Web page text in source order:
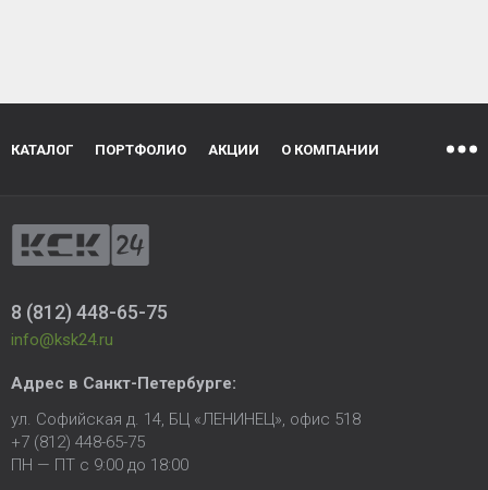
КАТАЛОГ ПОРТФОЛИО АКЦИИ О КОМПАНИИ
8 (812) 448-65-75
info@ksk24.ru
Адрес в Санкт-Петербурге:
ул. Софийская д. 14, БЦ «ЛЕНИНЕЦ», офис 518
+7 (812) 448-65-75
ПН — ПТ с 9:00 до 18:00